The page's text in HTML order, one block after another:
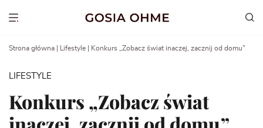
Show menu
Strona główna Lifestyle Konkurs „Zobacz świat inaczej, zacznij od domu”
LIFESTYLE
Konkurs „Zobacz świat